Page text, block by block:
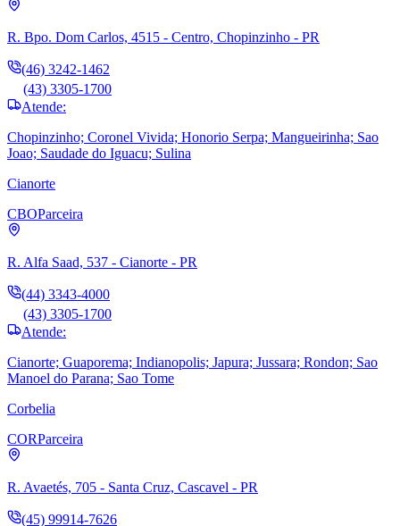
R. Bpo. Dom Carlos, 4515 - Centro, Chopinzinho - PR
(46) 3242-1462
(43) 3305-1700
Atende:
Chopinzinho; Coronel Vivida; Honorio Serpa; Mangueirinha; Sao
Joao; Saudade do Iguacu; Sulina
Cianorte
CBOParceira
R. Alfa Saad, 537 - Cianorte - PR
(44) 3343-4000
(43) 3305-1700
Atende:
Cianorte; Guaporema; Indianopolis; Japura; Jussara; Rondon; Sao
Manoel do Parana; Sao Tome
Corbelia
CORParceira
R. Avaetés, 705 - Santa Cruz, Cascavel - PR
(45) 99914-7626